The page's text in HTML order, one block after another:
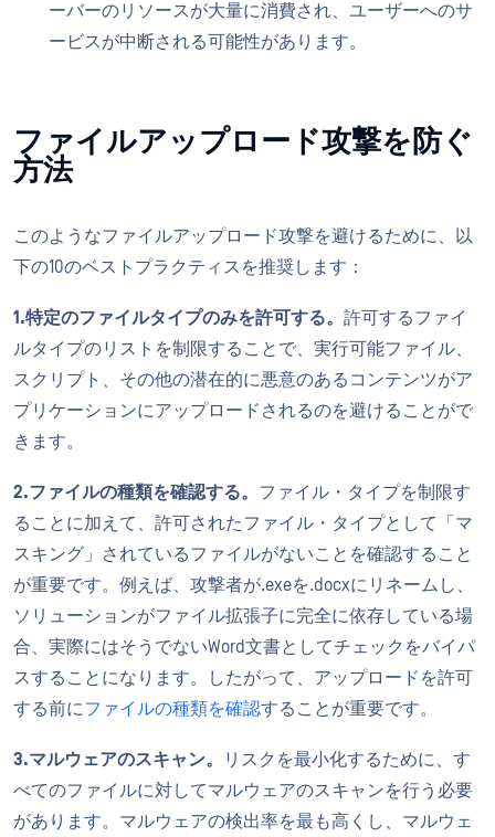
ーバーのリソースが大量に消費され、ユーザーへのサ
ービスが中断される可能性があります。
ファイルアップロード攻撃を防ぐ
方法
このようなファイルアップロード攻撃を避けるために、以
下の10のベストプラクティスを推奨します：
1.特定のファイルタイプのみを許可する。 許可するファイ
ルタイプのリストを制限することで、実行可能ファイル、
スクリプト、その他の潜在的に悪意のあるコンテンツがア
プリケーションにアップロードされるのを避けることがで
きます。
2.ファイルの種類を確認する。 ファイル・タイプを制限す
ることに加えて、許可されたファイル・タイプとして「マ
スキング」されているファイルがないことを確認すること
が重要です。例えば、攻撃者が.exeを.docxにリネームし、
ソリューションがファイル拡張子に完全に依存している場
合、実際にはそうでないWord文書としてチェックをバイパ
スすることになります。したがって、アップロードを許可
する前にファイルの種類を確認することが重要です。
3.マルウェアのスキャン。
リスクを最小化するために、す
べてのファイルに対してマルウェアのスキャンを行う必要
があります。マルウェアの検出率を最も高くし、マルウェ